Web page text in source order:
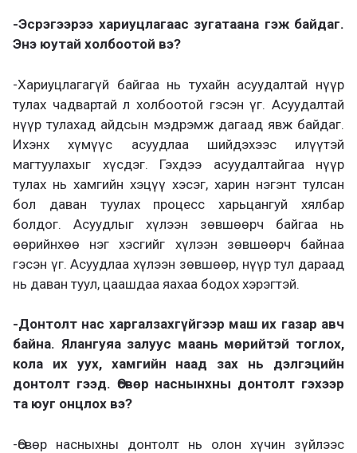
-Эсрэгээрээ хариуцлагаас зугатаана гэж байдаг.
Энэ юутай холбоотой вэ?
-Хариуцлагагүй байгаа нь тухайн асуудалтай нүүр
тулах чадвартай л холбоотой гэсэн үг. Асуудалтай
нүүр тулахад айдсын мэдрэмж дагаад явж байдаг.
Ихэнх хүмүүс асуудлаа шийдэхээс илүүтэй
магтуулахыг хүсдэг. Гэхдээ асуудалтайгаа нүүр
тулах нь хамгийн хэцүү хэсэг, харин нэгэнт тулсан
бол даван туулах процесс харьцангуй хялбар
болдог. Асуудлыг хүлээн зөвшөөрч байгаа нь
өөрийнхөө нэг хэсгийг хүлээн зөвшөөрч байнаа
гэсэн үг. Асуудлаа хүлээн зөвшөөр, нүүр тул дараад
нь даван туул, цаашдаа яахаа бодох хэрэгтэй.
-Донтолт нас харгалзахгүйгээр маш их газар авч
байна. Ялангуяа залуус маань мөрийтэй тоглох,
кола их уух, хамгийн наад зах нь дэлгэцийн
донтолт гээд. Өсвөр наснынхны донтолт гэхээр
та юуг онцлох вэ?
-Өсвөр насныхны донтолт нь олон хүчин зүйлээс